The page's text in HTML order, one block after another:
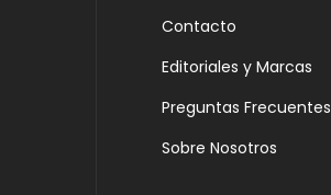
Contacto
Editoriales y Marcas
Preguntas Frecuentes
Sobre Nosotros